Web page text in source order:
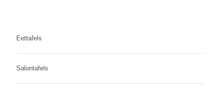
Eettafels
Salontafels